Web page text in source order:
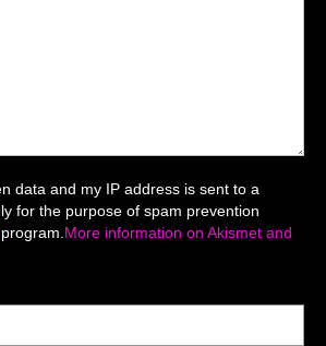
/ Nature morte
25.04.26
data and my IP address is sent to a
for the purpose of spam prevention
program.More information on Akismet and